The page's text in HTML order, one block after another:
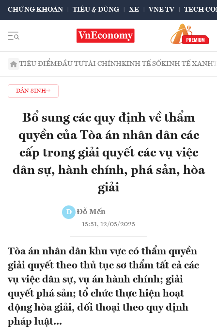
CHỨNG KHOÁN TIÊU & DÙNG XE VNE TV TECH
TIÊU ĐIỂMĐẦU TƯTÀI CHÍNHKINH TẾ SỐKINH TẾ XANH
DÂN SINH
Bổ sung các quy định về thẩm
quyền của Tòa án nhân dân các
cấp trong giải quyết các vụ việc
dân sự, hành chính, phá sản, hòa
giải
Đ Đỗ Mến
15:51, 12/05/2025
Tòa án nhân dân khu vực có thẩm quyền
giải quyết theo thủ tục sơ thẩm tất cả các
vụ việc dân sự, vụ án hành chính; giải
quyết phá sản; tổ chức thực hiện hoạt
động hòa giải, đối thoại theo quy định
pháp luật...